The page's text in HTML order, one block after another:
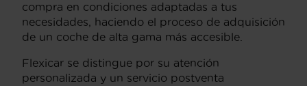
compra en condiciones adaptadas a tus
necesidades, haciendo el proceso de adquisición
de un coche de alta gama más accesible.
Flexicar se distingue por su atención
personalizada y un servicio postventa